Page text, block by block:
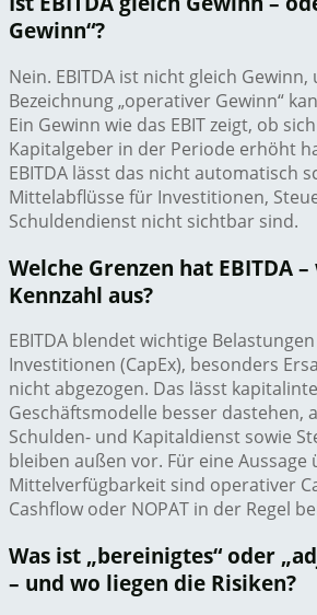
Gewinn“?
Nein. EBITDA ist nicht gleich Gewinn,
Bezeichnung „operativer Gewinn“
Ein Gewinn wie das EBIT zeigt, ob
Kapitalgeber in der Periode erhöht
EBITDA lässt das nicht automatisch
Mittelabflüsse für Investitionen,
Schuldendienst nicht sichtbar sind.
Welche Grenzen hat EBITDA
Kennzahl aus?
EBITDA blendet wichtige
Investitionen (CapEx), besonders
nicht abgezogen. Das lässt
Geschäftsmodelle besser dastehen,
Schulden- und Kapitaldienst sowie
bleiben außen vor. Für eine Aussage
Mittelverfügbarkeit sind operativer
Cashflow oder NOPAT in der Regel
Was ist „bereinigtes“ oder
– und wo liegen die Risiken?